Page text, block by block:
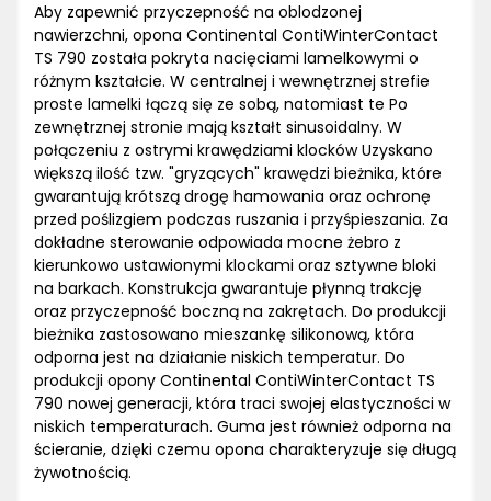
Aby zapewnić przyczepność na oblodzonej
nawierzchni, opona Continental ContiWinterContact
TS 790 została pokryta nacięciami lamelkowymi o
różnym kształcie. W centralnej i wewnętrznej strefie
proste lamelki łączą się ze sobą, natomiast te Po
zewnętrznej stronie mają kształt sinusoidalny. W
połączeniu z ostrymi krawędziami klocków Uzyskano
większą ilość tzw. "gryzących" krawędzi bieżnika, które
gwarantują krótszą drogę hamowania oraz ochronę
przed poślizgiem podczas ruszania i przyśpieszania. Za
dokładne sterowanie odpowiada mocne żebro z
kierunkowo ustawionymi klockami oraz sztywne bloki
na barkach. Konstrukcja gwarantuje płynną trakcję
oraz przyczepność boczną na zakrętach. Do produkcji
bieżnika zastosowano mieszankę silikonową, która
odporna jest na działanie niskich temperatur. Do
produkcji opony Continental ContiWinterContact TS
790 nowej generacji, która traci swojej elastyczności w
niskich temperaturach. Guma jest również odporna na
ścieranie, dzięki czemu opona charakteryzuje się długą
żywotnością.